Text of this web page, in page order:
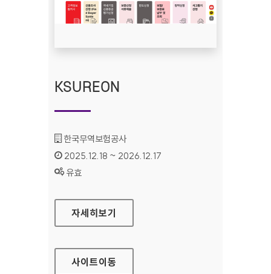
KSUREON
기관명 :
한국무역보험공사
인증기간 :
2025.12.18 ~ 2026.12.17
상태 :
유효
KSUREON
자세히보기
사이트이동